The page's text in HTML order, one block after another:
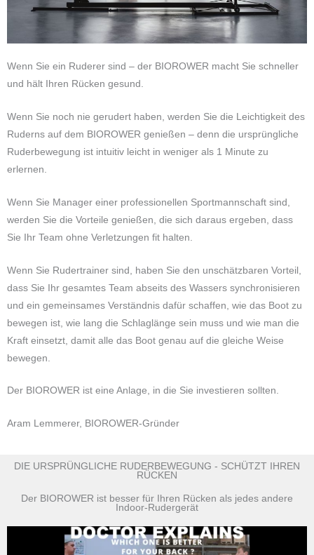
Wenn Sie ein Ruderer sind – der BIOROWER macht Sie schneller
und hält Ihren Rücken gesund.
Wenn Sie noch nie gerudert haben, werden Sie die Leichtigkeit des
Ruderns auf dem BIOROWER genießen – denn die ursprüngliche
Ruderbewegung ist intuitiv leicht in weniger als 1 Minute zu
erlernen.
Wenn Sie Manager einer professionellen Sportmannschaft sind,
werden Sie die Vorteile genießen, die sich daraus ergeben, dass
Sie Ihr Team ohne Verletzungen fit halten.
Wenn Sie Rudertrainer sind, haben Sie den unschätzbaren Vorteil,
dass Sie Ihr gesamtes Team abseits des Wassers synchronisieren
und ein gemeinsames Verständnis dafür schaffen, wie das Boot zu
bewegen ist, wie lang die Schlaglänge sein muss und wie man die
Kraft einsetzt, damit alle das Boot genau auf die gleiche Weise
bewegen.
Der BIOROWER ist eine Anlage, in die Sie investieren sollten.
Aram Lemmerer, BIOROWER-Gründer
DIE URSPRÜNGLICHE RUDERBEWEGUNG - SCHÜTZT IHREN
RÜCKEN
Der BIOROWER ist besser für Ihren Rücken als jedes andere
Indoor-Rudergerät